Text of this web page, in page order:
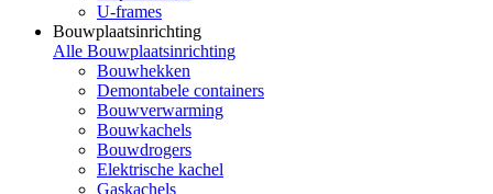
U-frames
Bouwplaatsinrichting
Alle Bouwplaatsinrichting
Bouwhekken
Demontabele containers
Bouwverwarming
Bouwkachels
Bouwdrogers
Elektrische kachel
Gaskachels